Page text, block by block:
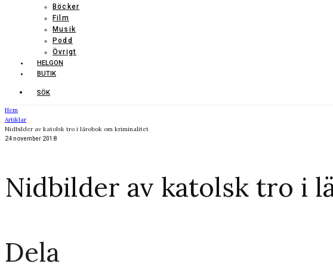
Böcker
Film
Musik
Podd
Övrigt
HELGON
BUTIK
SÖK
Hem
Artiklar
Nidbilder av katolsk tro i lärobok om kriminalitet
24 november 2018
Nidbilder av katolsk tro i
Dela